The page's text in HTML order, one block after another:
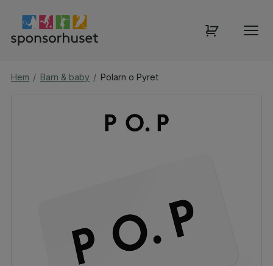
Hem / Barn & baby / Polarn o Pyret